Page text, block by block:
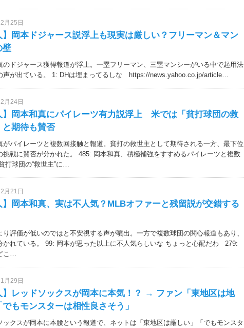
月25日
】岡本ドジャース説浮上も現実は厳しい？フリーマン＆マン
壁
のドジャース獲得報道が浮上。一塁フリーマン、三塁マンシーがいる中で起用法
声が出ている。 1: DHは埋まってるしな https://news.yahoo.co.jp/article…
月24日
】岡本和真にパイレーツ有力説浮上 米では「貧打球団の救
と期待も賛否
がパイレーツと複数回接触と報道。貧打の救世主として期待される一方、最下位
挑戦に賛否が分かれた。 485: 岡本和真、積極補強をすすめるパイレーツと複数
打球団の“救世主”に…
月21日
】岡本和真、実は不人気？MLBオファーと残留説が交錯する
り評価が低いのではと不安視する声が噴出。一方で複数球団の関心報道もあり、
かれている。 99: 岡本が思った以上に不人気らしいな ちょっと心配だわ 279:
こ…
月29日
】レッドソックスが岡本に本気！？ → ファン「東地区は地
もモンスターは相性良さそう」
ックスが岡本に本腰という報道で、ネットは「東地区は厳しい」「でもモンスタ